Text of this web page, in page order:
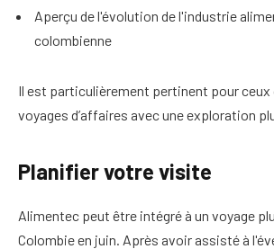
Aperçu de l'évolution de l'industrie
colombienne
Il est particulièrement pertinent pour ceux
voyages d’affaires avec une exploration
Planifier votre visite
Alimentec peut être intégré à un voyage
Colombie en juin. Après avoir assisté à